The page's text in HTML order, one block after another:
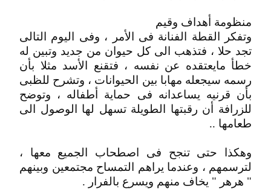
منظومة أهداف وقيم
وتفكر القطة الفنانة فى الأمر ، وفى اليوم التالى
تجد حلا ، فتذهب الى كل حيوان من جديد وتبين له
خطأ مايعتقده عن نفسه ، فتقنع الأسد مثلا بأن
رسمه سيجعله مهابا بين الحيوانات ، وتشرح للظبى
بأن قرنيه يساعدانه فى حماية أطفاله ، وتوضح
للزرافة أن رقبتها الطويلة تسهل لها الوصول الى
طعامها ..
وهكذا حتى تنجح فى اصطحاب الجميع معها ،
لترسمهم ، وعندما يراهم التمساح مجتمعين وبينهم
" هرهر " يخاف منهم ويسرع بالفرار .